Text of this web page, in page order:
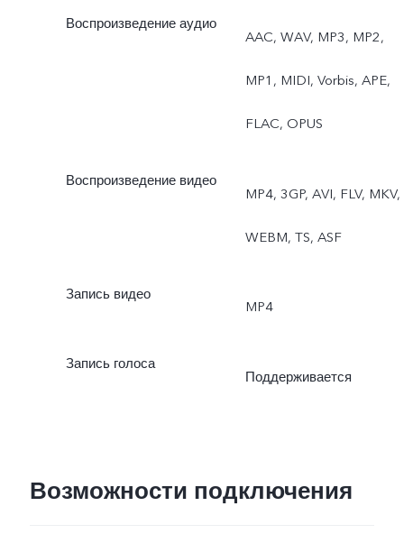
режим, Двойная
экспозиция, Dual View,
Воспроизведение аудио
AAC, WAV, MP3, MP2,
MP1, MIDI, Vorbis, APE,
FLAC, OPUS
Воспроизведение видео
MP4, 3GP, AVI, FLV, MKV,
WEBM, TS, ASF
Запись видео
MP4
Запись голоса
Поддерживается
Возможности подключения